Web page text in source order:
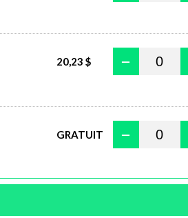
20,23 $ −
GRATUIT −